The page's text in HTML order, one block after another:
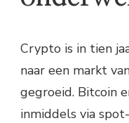
Crypto is in tien
naar een markt
gegroeid. Bitcoin
inmiddels via